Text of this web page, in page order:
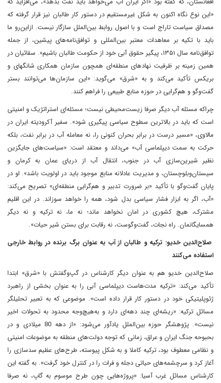
«این نوع نگاه اکنون به شکل غیرمستقیم در دستور کار طالبان نیز قرار گرفته که
مصداق سیاست تاراج است و با اصول روابط بین‌الملل سازگار نیست. ازاین‌رو ما
باید با تکیه بر معاهدات معتبر بین‌المللی و توافق‌نامه‌های پیشین، از جمله
توافق‌نامه سال ۱۳۵۱، پیگیر حقوق آبی خود از حکومت طالبان باشیم». ‌سقائیان در
همین زمینه بر ظرفیت نهادهای منطقه‌ای همچون سازمان همکاری شانگهای و
بریکس تأکید می‌کند و به «شرق» می‌گوید: «این سازمان‌ها می‌توانند بستر
گفت‌وگو و هم‌گرایی در حوزه منابع طبیعی را فراهم کنند.
چراکه مسئله آب دیگر صرفا زیست‌محیطی نیست؛ مسئله‌ای استراتژیک و امنیتی
است که باید در بالاترین سطوح سیاسی پیگیری شود». سفیر آکرودیته ایران در
مالاوی، «مسیر درست در برابر بحران کنونی را، نه معامله آب در برابر نفت، بلکه
حرکت به سمت دیپلماسی آب» می‌داند و معتقد است: «سیاست‌های جایگزین
نظیر شیرین‌سازی آب در جنوب، انتقال آب از دریای عمان به کرمان و
سیستان‌وبلوچستان، و مدیریت عادلانه منابع موجود باید در اولویت باشد». او در
پایان گفت‌وگو با تأکید «بر ضرورت تدبیر و هم‌گرایی منطقه‌ای» تصریح می‌کند:
«آب، اگر به ابزار فشار سیاسی بدل شود، همه را خواهد سوزاند. در این اقلیم
مشترک، هیچ کشوری در امان نخواهد ماند؛ نه ما، نه ترکیه و نه دیگر
همسایگانمان. راه نجات، گفت‌وگوست، نه رقابت برای بستن شیر حیات».
صلاح‌الدین خدیو: ترکیه و طالبان از آب به عنوان برگ برنده در روابط خارجی
استفاده می‌کنند
صلاح‌الدین خدیو هم به عنوان دیگر کارشناس در گپ‌و‌گفتش با «شرق» ابتدا
تأکید می‌کند: «ترکیه مدت‌هاست دیپلماسی آبی را به عنوان بخشی از راهبرد
ژئوپلیتیکی خود در دستور کار قرار داده است». موضوعی که به تعبیر تحلیلگر
مسائل ترکیه: «ریشه‌ای چند دهه‌ای دارد و به‌هیچ‌وجه محدود به تحولات اخیر
نیست». پژوهشگر حوزه بین‌الملل یادآور می‌شود: «از دهه 80 میلادی و در
بحبوحه جنگ ایران و عراق، زمانی که توجه دولت‌های منطقه به موضوعات امنیتی
و نظامی معطوف بود، ترکیه کاملا و به شکل پیوسته، طرح‌های عظیم سدسازی را
آغاز کرد و سرچشمه‌های حیاتی دجله و فرات را در کنترل خود گرفت». ‌به گفته این
کارشناس مسائل غرب آسیا: «پروژه‌هایی چون طرح موسوم به گاپ، نه صرفا